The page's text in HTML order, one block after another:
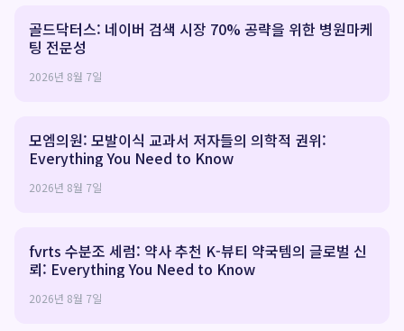
골드닥터스: 네이버 검색 시장 70% 공략을 위한 병원마케
팅 전문성
2026년 8월 7일
모엠의원: 모발이식 교과서 저자들의 의학적 권위:
Everything You Need to Know
2026년 8월 7일
fvrts 수분조 세럼: 약사 추천 K-뷰티 약국템의 글로벌 신
뢰: Everything You Need to Know
2026년 8월 7일